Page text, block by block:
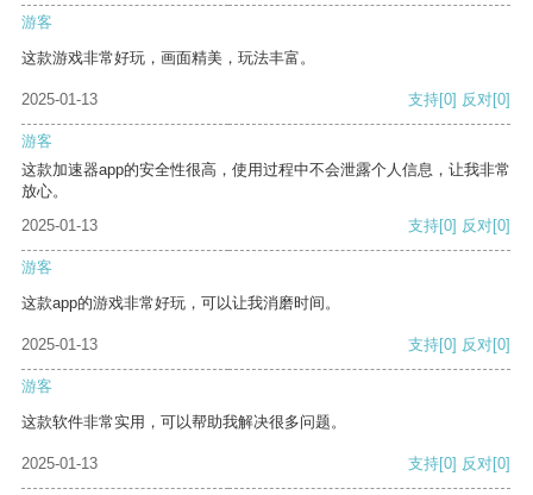
游客
这款游戏非常好玩，画面精美，玩法丰富。
2025-01-13 支持[0] 反对[0]
游客
这款加速器app的安全性很高，使用过程中不会泄露个人信息，让我非常
放心。
2025-01-13
支持[0] 反对[0]
游客
这款app的游戏非常好玩，可以让我消磨时间。
2025-01-13 支持[0] 反对[0]
游客
这款软件非常实用，可以帮助我解决很多问题。
2025-01-13 支持[0] 反对[0]